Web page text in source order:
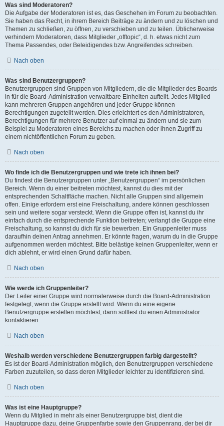
Was sind Moderatoren?
Die Aufgabe der Moderatoren ist es, das Geschehen im Forum zu beobachten.
Sie haben das Recht, in ihrem Bereich Beiträge zu ändern und zu löschen und
Themen zu schließen, zu öffnen, zu verschieben und zu teilen. Üblicherweise
verhindern Moderatoren, dass Mitglieder „offtopic“, d. h. etwas nicht zum
Thema Passendes, oder Beleidigendes bzw. Angreifendes schreiben.
Nach oben
Was sind Benutzergruppen?
Benutzergruppen sind Gruppen von Mitgliedern, die die Mitglieder des Boards
in für die Board-Administration verwaltbare Einheiten aufteilt. Jedes Mitglied
kann mehreren Gruppen angehören und jeder Gruppe können
Berechtigungen zugeteilt werden. Dies erleichtert es den Administratoren,
Berechtigungen für mehrere Benutzer auf einmal zu ändern und sie zum
Beispiel zu Moderatoren eines Bereichs zu machen oder ihnen Zugriff zu
einem nichtöffentlichen Forum zu geben.
Nach oben
Wo finde ich die Benutzergruppen und wie trete ich ihnen bei?
Du findest die Benutzergruppen unter „Benutzergruppen“ im persönlichen
Bereich. Wenn du einer beitreten möchtest, kannst du dies mit der
entsprechenden Schaltfläche machen. Nicht alle Gruppen sind allgemein
offen. Einige erfordern erst eine Freischaltung, andere können geschlossen
sein und weitere sogar versteckt. Wenn die Gruppe offen ist, kannst du ihr
einfach durch die entsprechende Funktion beitreten; verlangt die Gruppe eine
Freischaltung, so kannst du dich für sie bewerben. Ein Gruppenleiter muss
daraufhin deinen Antrag annehmen. Er könnte fragen, warum du in die Gruppe
aufgenommen werden möchtest. Bitte belästige keinen Gruppenleiter, wenn er
dich ablehnt, er wird einen Grund dafür haben.
Nach oben
Wie werde ich Gruppenleiter?
Der Leiter einer Gruppe wird normalerweise durch die Board-Administration
festgelegt, wenn die Gruppe erstellt wird. Wenn du eine eigene
Benutzergruppe erstellen möchtest, dann solltest du einen Administrator
kontaktieren.
Nach oben
Weshalb werden verschiedene Benutzergruppen farbig dargestellt?
Es ist der Board-Administration möglich, den Benutzergruppen verschiedene
Farben zuzuteilen, so dass deren Mitglieder leichter zu identifizieren sind.
Nach oben
Was ist eine Hauptgruppe?
Wenn du Mitglied in mehr als einer Benutzergruppe bist, dient die
Hauptgruppe dazu, deine Gruppenfarbe sowie den Gruppenrang, der bei dir